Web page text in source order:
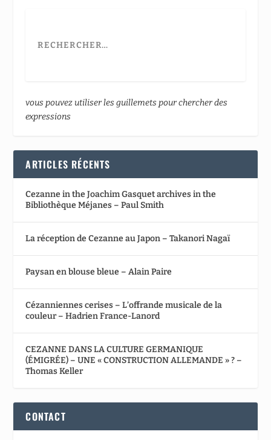
vous pouvez utiliser les guillemets pour chercher des
expressions
ARTICLES RÉCENTS
Cezanne in the Joachim Gasquet archives in the
Bibliothèque Méjanes – Paul Smith
La réception de Cezanne au Japon – Takanori Nagaï
Paysan en blouse bleue – Alain Paire
Cézanniennes cerises – L’offrande musicale de la
couleur – Hadrien France-Lanord
CEZANNE DANS LA CULTURE GERMANIQUE
(ÉMIGRÉE) – UNE « CONSTRUCTION ALLEMANDE » ? –
Thomas Keller
CONTACT